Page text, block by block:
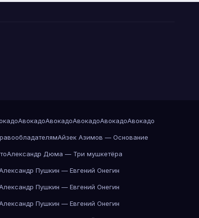
АвокадоАвокадоАвокадоАвокадоАвокадо
Айзек Азимов — Основание
Александр Дюма — Три мушкетёра
Пушкин — Евгений Онегин
Пушкин — Евгений Онегин
Пушкин — Евгений Онегин